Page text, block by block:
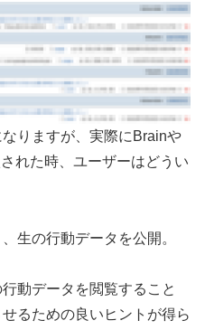
りますが、実際にBrainや
れた時、ユーザーはどうい
生の行動データを公開。
動データを閲覧すること
るための良いヒントが得ら